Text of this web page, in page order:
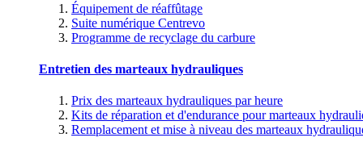
Équipement de réaffûtage
Suite numérique Centrevo
Programme de recyclage du carbure
Entretien des marteaux hydrauliques
Prix des marteaux hydrauliques par heure
Kits de réparation et d'endurance pour marteaux
Remplacement et mise à niveau des marteaux